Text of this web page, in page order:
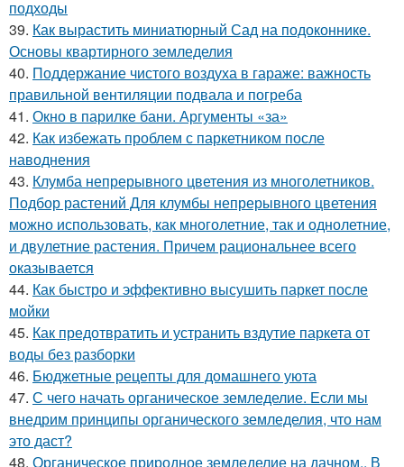
подходы
39. Как вырастить миниатюрный Сад на подоконнике.
Основы квартирного земледелия
40. Поддержание чистого воздуха в гараже: важность
правильной вентиляции подвала и погреба
41. Окно в парилке бани. Аргументы «за»
42. Как избежать проблем с паркетником после
наводнения
43. Клумба непрерывного цветения из многолетников.
Подбор растений Для клумбы непрерывного цветения
можно использовать, как многолетние, так и однолетние,
и двулетние растения. Причем рациональнее всего
оказывается
44. Как быстро и эффективно высушить паркет после
мойки
45. Как предотвратить и устранить вздутие паркета от
воды без разборки
46. Бюджетные рецепты для домашнего уюта
47. С чего начать органическое земледелие. Если мы
внедрим принципы органического земледелия, что нам
это даст?
48. Органическое природное земледелие на дачном.. В